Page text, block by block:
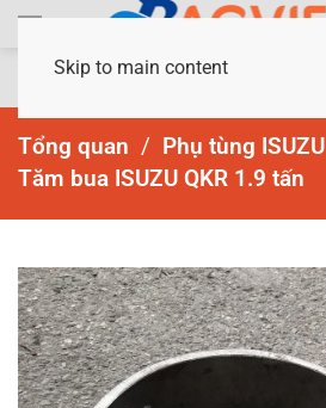
Skip to main content
Tổng quan Phụ tùng ISUZU
Tăm bua ISUZU QKR 1.9 tấn